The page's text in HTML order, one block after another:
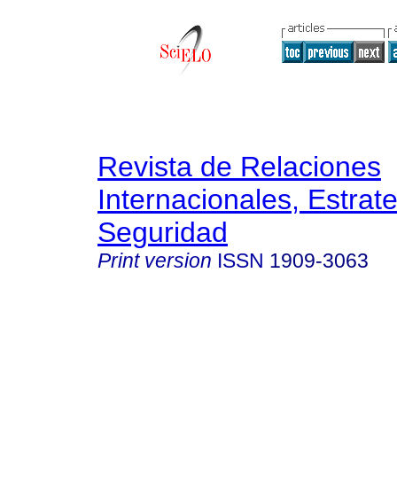
Revista de Relaciones
Internacionales,
Seguridad
Print version ISSN 1909-3063